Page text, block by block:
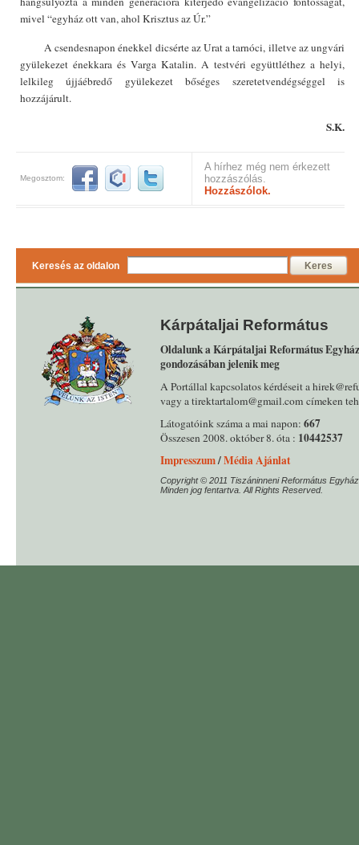
mivel “egyház ott van, ahol Krisztus az Úr.”
A csendesnapon énekkel dicsérte az Urat a tarnóci, illetve az ungvári
gyülekezet énekkara és Varga Katalin. A testvéri együttléthez a helyi,
lelkileg újjáébredő gyülekezet bőséges szeretetvendégséggel is
hozzájárult.
S.K.
Megosztom:
A hírhez még nem érkezett
hozzászólás.
Hozzászólok.
Keresés az oldalon Keres
Kárpátaljai Református
Oldalunk a Kárpátaljai Református
gondozásában jelenik meg
A Portállal kapcsolatos kérdéseit a
vagy a tirektartalom@gmail.com címeken
Látogatóink száma a mai napon: 667
Összesen 2008. október 8. óta : 10442537
Impresszum/Média Ajánlat
Copyright © 2011 Tiszáninneni Református
Minden jog fentartva. All Rights Reserved.